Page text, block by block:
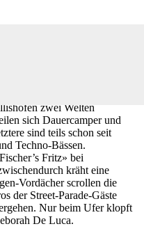
zwei Welten
sich Dauercamper und
sind teils schon seit
Techno-Bässen.
Fritz» bei
kräht eine
Vordächer scrollen die
der Street-Parade-Gäste
Nur beim Ufer klopft
De Luca.